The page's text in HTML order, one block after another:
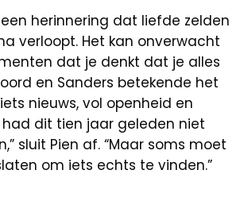
herinnering dat liefde zelden
verloopt. Het kan onverwacht
dat je denkt dat je alles
en Sanders betekende het
nieuws, vol openheid en
had dit tien jaar geleden niet
sluit Pien af. “Maar soms moet
om iets echts te vinden.”